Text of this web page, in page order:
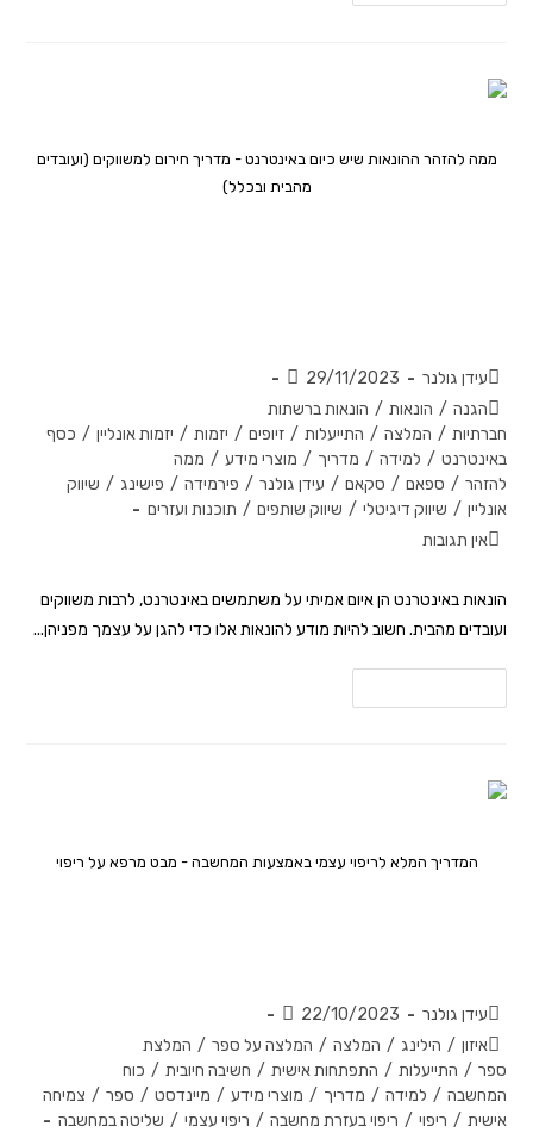
ממה להזהר ההונאות שיש כיום באינטרנט - מדריך חירום למשווקים (ועובדים
מהבית ובכלל)
עידן גולנר
29/11/2023
הגנה / הונאות / הונאות ברשתות
חברתיות / המלצה / התייעלות / זיופים / יזמות / יזמות אונליין / כסף
באינטרנט / למידה / מדריך / מוצרי מידע / ממה
להזהר / ספאם / סקאם / עידן גולנר / פירמידה / פישינג / שיווק
אונליין / שיווק דיגיטלי / שיווק שותפים / תוכנות ועזרים
אין תגובות
הונאות באינטרנט הן איום אמיתי על משתמשים באינטרנט, לרבות משווקים
ועובדים מהבית. חשוב להיות מודע להונאות אלו כדי להגן על עצמך מפניהן...
המדריך המלא לריפוי עצמי באמצעות המחשבה - מבט מרפא על ריפוי
עידן גולנר
22/10/2023
איזון / הילינג / המלצה / המלצה על ספר / המלצת
ספר / התייעלות / התפתחות אישית / חשיבה חיובית / כוח
המחשבה / למידה / מדריך / מוצרי מידע / מיינדסט / ספר / צמיחה
אישית / ריפוי / ריפוי בעזרת מחשבה / ריפוי עצמי / שליטה במחשבה